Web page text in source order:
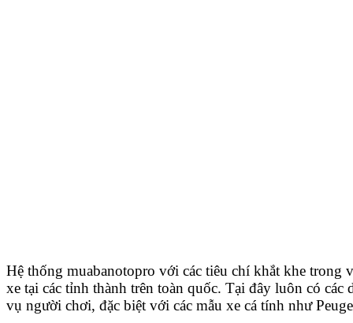
Hệ thống muabanotopro với các tiêu chí khắt khe trong
xe tại các tỉnh thành trên toàn quốc. Tại đây luôn có các
vụ người chơi, đặc biệt với các mẫu xe cá tính như